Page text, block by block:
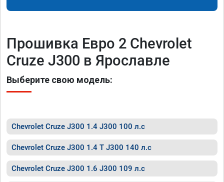
Прошивка Евро 2 Chevrolet
Cruze J300 в Ярославле
Выберите свою модель:
Chevrolet Cruze J300 1.4 J300 100 л.с
Chevrolet Cruze J300 1.4 T J300 140 л.с
Chevrolet Cruze J300 1.6 J300 109 л.с